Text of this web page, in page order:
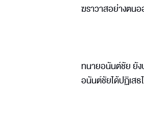
ฆราวาสอย่างตนอ
ทนายอนันต์ชัย ยัง
อนันต์ชัยได้ปฏิเสธ